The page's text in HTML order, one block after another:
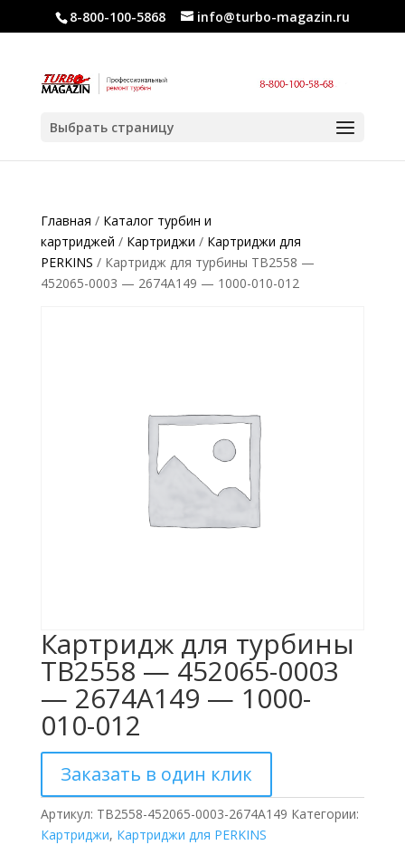
8-800-100-5868 info@turbo-magazin.ru
Выбрать страницу
Главная / Каталог турбин и
картриджей / Картриджи / Картриджи для
PERKINS / Картридж для турбины TB2558 —
452065-0003 — 2674A149 — 1000-010-012
Картридж для турбины
TB2558 — 452065-0003
— 2674A149 — 1000-
010-012
Заказать в один клик
Артикул: TB2558-452065-0003-2674A149 Категории:
Картриджи, Картриджи для PERKINS